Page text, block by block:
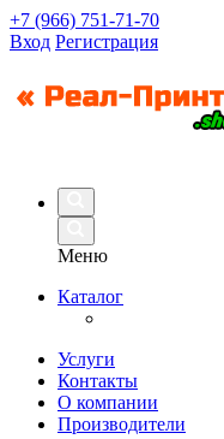
+7 (966) 751-71-70
Вход Регистрация
Меню
Каталог
Услуги
Контакты
О компании
Производители